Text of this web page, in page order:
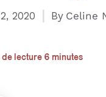
2020 I By Celine
de lecture 6 minutes